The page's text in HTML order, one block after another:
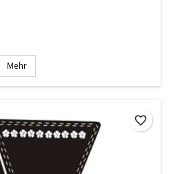
Mehr
favorite_border